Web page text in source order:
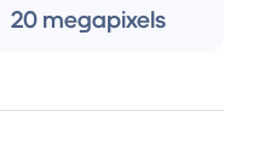
20 megapixels